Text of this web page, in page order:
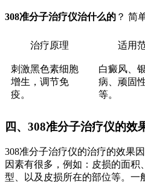
308准分子治疗仪治什么的 ？ 简
治疗原理 适用
刺激黑色素细胞
增生，调节免
疫。
白癜风、
病、顽固
等。
四、308准分子治疗仪的效
308准分子治疗仪的治疗的效果
因素有很多，例如：皮损的面
型、以及皮损所在的部位等。一